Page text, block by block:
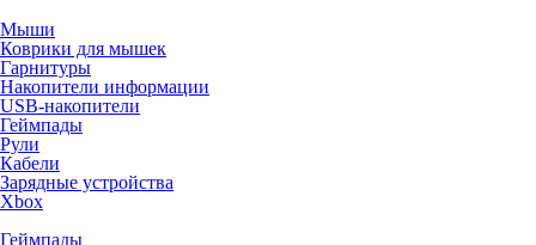
Мыши
Коврики для мышек
Гарнитуры
Накопители информации
USB-накопители
Геймпады
Рули
Кабели
Зарядные устройства
Xbox
Геймпады